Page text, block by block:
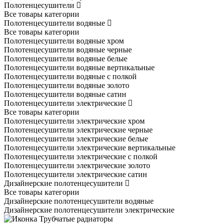
Полотенцесушители
Все товары категории
Полотенцесушители водяные
Все товары категории
Полотенцесушители водяные хром
Полотенцесушители водяные черные
Полотенцесушители водяные белые
Полотенцесушители водяные вертикальные
Полотенцесушители водяные с полкой
Полотенцесушители водяные золото
Полотенцесушители водяные сатин
Полотенцесушители электрические
Все товары категории
Полотенцесушители электрические хром
Полотенцесушители электрические черные
Полотенцесушители электрические белые
Полотенцесушители электрические вертикальные
Полотенцесушители электрические с полкой
Полотенцесушители электрические золото
Полотенцесушители электрические сатин
Дизайнерские полотенцесушители
Все товары категории
Дизайнерские полотенцесушители водяные
Дизайнерские полотенцесушители электрические